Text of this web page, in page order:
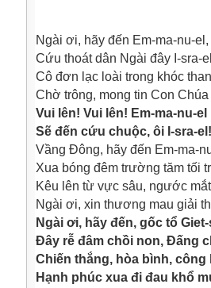
Ngài ơi, hãy đến Em-ma-nu-el,
Cứu thoát dân Ngài đây I-sra-
Cô đơn lạc loài trong khóc
Chờ trông, mong tin Con
Vui lên! Vui lên! Em-ma-nu-el
Sẽ đến cứu chuộc, ôi I-sra-el!
Vầng Đông, hãy đến Em-ma-
Xua bóng đêm trường tăm tối
Kêu lên từ vực sâu, ngước
Ngài ơi, xin thương mau giải
Ngài ơi, hãy đến, gốc tổ Giet-
Đây rễ đâm chồi non, Đấng
Chiến thắng, hòa bình, công
Hạnh phúc xua đi đau khổ